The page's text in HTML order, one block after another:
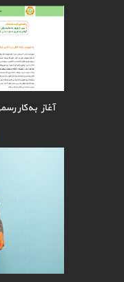
آغاز به‌کار